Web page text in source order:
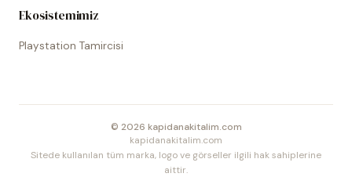
Ekosistemimiz
Playstation Tamircisi
© 2026 kapidanakitalim.com
kapidanakitalim.com
Sitede kullanılan tüm marka, logo ve görseller ilgili hak sahiplerine
aittir.